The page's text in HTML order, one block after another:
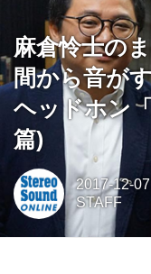
麻倉怜士の
間から音が
ヘッドホン
篇)
2017-12-07
STAFF